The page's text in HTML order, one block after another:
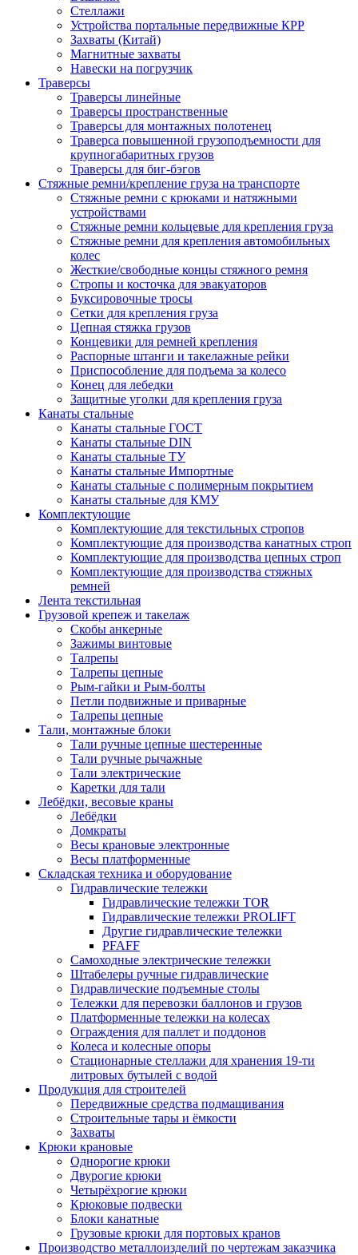
Стеллажи
Устройства портальные передвижные КРР
Захваты (Китай)
Магнитные захваты
Навески на погрузчик
Траверсы
Траверсы линейные
Траверсы пространственные
Траверсы для монтажных полотенец
Траверса повышенной грузоподъемности для
крупногабаритных грузов
Траверсы для биг-бэгов
Стяжные ремни/крепление груза на транспорте
Стяжные ремни с крюками и натяжными
устройствами
Стяжные ремни кольцевые для крепления груза
Стяжные ремни для крепления автомобильных
колес
Жесткие/свободные концы стяжного ремня
Стропы и косточка для эвакуаторов
Буксировочные тросы
Сетки для крепления груза
Цепная стяжка грузов
Концевики для ремней крепления
Распорные штанги и такелажные рейки
Приспособление для подъема за колесо
Конец для лебедки
Защитные уголки для крепления груза
Канаты стальные
Канаты стальные ГОСТ
Канаты стальные DIN
Канаты стальные ТУ
Канаты стальные Импортные
Канаты стальные с полимерным покрытием
Канаты стальные для КМУ
Комплектующие
Комплектующие для текстильных стропов
Комплектующие для производства канатных строп
Комплектующие для производства цепных строп
Комплектующие для производства стяжных
ремней
Лента текстильная
Грузовой крепеж и такелаж
Скобы анкерные
Зажимы винтовые
Талрепы
Талрепы цепные
Рым-гайки и Рым-болты
Петли подвижные и приварные
Талрепы цепные
Тали, монтажные блоки
Тали ручные цепные шестеренные
Тали ручные рычажные
Тали электрические
Каретки для тали
Лебёдки, весовые краны
Лебёдки
Домкраты
Весы крановые электронные
Весы платформенные
Складская техника и оборудование
Гидравлические тележки
Гидравлические тележки TOR
Гидравлические тележки PROLIFT
Другие гидравлические тележки
PFAFF
Самоходные электрические тележки
Штабелеры ручные гидравлические
Гидравлические подъемные столы
Тележки для перевозки баллонов и грузов
Платформенные тележки на колесах
Ограждения для паллет и поддонов
Колеса и колесные опоры
Стационарные стеллажи для хранения 19-ти
литровых бутылей с водой
Продукция для строителей
Передвижные средства подмащивания
Строительные тары и ёмкости
Захваты
Крюки крановые
Однорогие крюки
Двурогие крюки
Четырёхрогие крюки
Крюковые подвески
Блоки канатные
Грузовые крюки для портовых кранов
Производство металлоизделий по чертежам заказчика